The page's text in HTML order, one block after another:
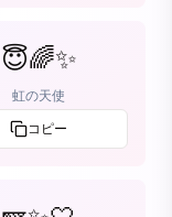
😇🌈✨
虹の天使
コピー